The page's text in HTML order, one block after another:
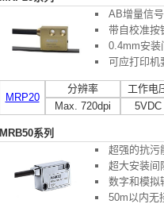
AB增量信
带自校准按
0.4mm安装
可应打印机
MRP20
分辨率
工作电
Max. 720dpi
5VDC
MRB50系列
超强的抗污
超大安装间
数字和模拟
50m以内无